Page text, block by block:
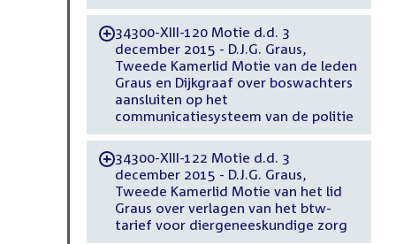
-34300-XIII-120 Motie d.d. 3
december 2015 - D.J.G. Graus,
Tweede Kamerlid Motie van de leden
Graus en Dijkgraaf over boswachters
aansluiten op het
communicatiesysteem van de politie
-34300-XIII-122 Motie d.d. 3
december 2015 - D.J.G. Graus,
Tweede Kamerlid Motie van het lid
Graus over verlagen van het btw-
tarief voor diergeneeskundige zorg